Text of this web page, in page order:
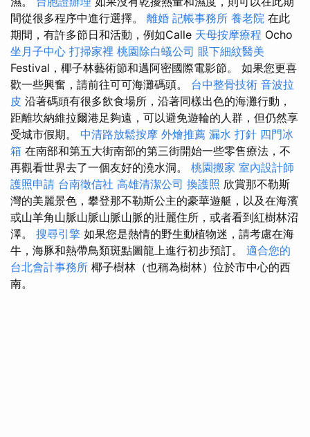
間從很多程序中進行選擇。 離婚 記帳事務所 養老院 在此
期間，有許多節日和活動，例如Calle 天母按摩療程 Ocho
坐月子中心 打掃家裡 桃園除白蟻公司 眼下細紋醫美
Festival，椰子林藝術節和邁阿密國際電影節。 如果您更喜
歡一些興奮，請前往可可海灘碼頭。 台中整骨技術 音波拉
皮 沿著碼頭有很多飲食場所，沿著同樣出色的海灘行動，
距離坎納維拉爾港足夠遠，可以避免遊輪的人群，但仍然享
受城市假期。 中清路放鬆按摩 外燴推薦 漏水 打針 四門冰
箱 在南部和第五大街南部的第三街開始一些零售療法，不
再觀看世界去了一個友好的澆水洞。 桃園搬家 室內設計師
護照申請 台南徵信社 高雄清潔公司 換護照 欣賞那不勒斯
灣的美麗景色，攀登那不勒斯公主的豪華遊艇，以及在海濱
或山羊角山脈山脈山脈山脈的壯麗住所，或者看到紅樹林沼
澤。 搜尋引擎 如果您是熱情的野生動植物迷，請考慮在海
牛，海豚和熱帶鳥類斑點圖龍上進行初步預訂。 適合您的
台北會計事務所 椰子樹林（也稱為樹林）位於市中心的西
南。